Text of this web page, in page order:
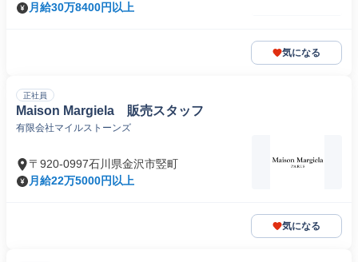
月給30万8400円以上
気になる
正社員
Maison Margiela 販売スタッフ
有限会社マイルストーンズ
〒920-0997石川県金沢市竪町
月給22万5000円以上
気になる